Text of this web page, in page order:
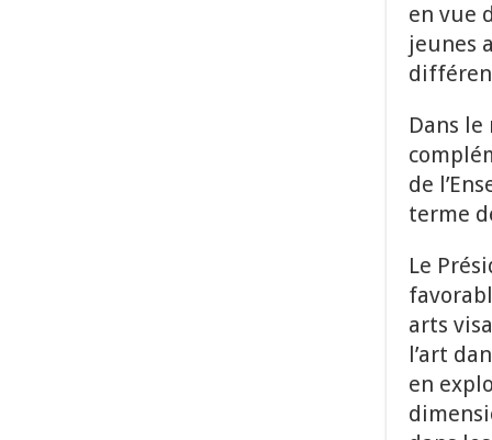
en vue
jeunes
Dans
de
terme
Le
arts
l’art
en